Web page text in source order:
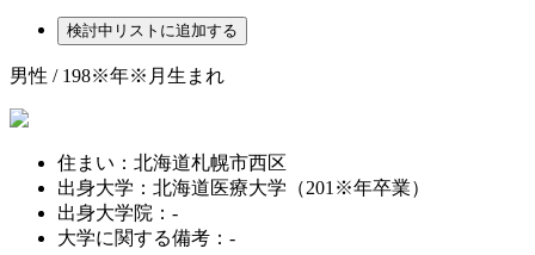
男性 / 198※年※月生まれ
住まい： 北海道札幌市西区
出身大学： 北海道医療大学（201※年卒業）
出身大学院： -
大学に関する備考： -